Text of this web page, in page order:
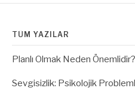
TÜM YAZILAR
Planlı Olmak Neden
Sevgisizlik: Psikolojik